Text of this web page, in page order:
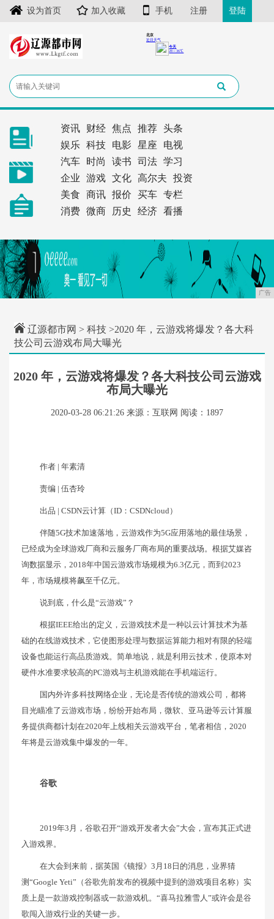
设为首页 加入收藏 手机 注册 登陆
资讯 财经 焦点 推荐
头条
娱乐
科技 电影 星座
电视
汽车
时尚 读书 司法
学习
企业
游戏 文化 高尔夫
投资
美食
商讯 报价 买车
专栏
消费
微商 历史 经济 看播
广告
辽源都市网 > 科技 >2020 年，云游戏将爆发？各大科
技公司云游戏布局大曝光
2020 年，云游戏将爆发？各大科技公司云游戏
布局大曝光
2020-03-28 06:21:26 来源：互联网 阅读：1897
作者 | 年素清
责编 | 伍杏玲
出品 | CSDN云计算（ID：CSDNcloud）
伴随5G技术加速落地，云游戏作为5G应用落地的最佳场景，
已经成为全球游戏厂商和云服务厂商布局的重要战场。根据艾媒咨
询数据显示，2018年中国云游戏市场规模为6.3亿元，而到2023
年，市场规模将飙至千亿元。
说到底，什么是“云游戏”？
根据IEEE给出的定义，云游戏技术是一种以云计算技术为基
础的在线游戏技术，它使图形处理与数据运算能力相对有限的轻端
设备也能运行高品质游戏。简单地说，就是利用云技术，使原本对
硬件水准要求较高的PC游戏与主机游戏能在手机端运行。
国内外许多科技网络企业，无论是否传统的游戏公司，都将
目光瞄准了云游戏市场，纷纷开始布局，微软、亚马逊等云计算服
务提供商都计划在2020年上线相关云游戏平台，笔者相信，2020
年将是云游戏集中爆发的一年。
谷歌
2019年3月，谷歌召开“游戏开发者大会”大会，宣布其正式进
入游戏界。
在大会到来前，据英国《镜报》3月18日的消息，业界猜
测“Google Yeti”（谷歌先前发布的视频中提到的游戏项目名称）实
质上是一款游戏控制器或一款游戏机。“喜马拉雅雪人”或许会是谷
歌闯入游戏行业的关键一步。